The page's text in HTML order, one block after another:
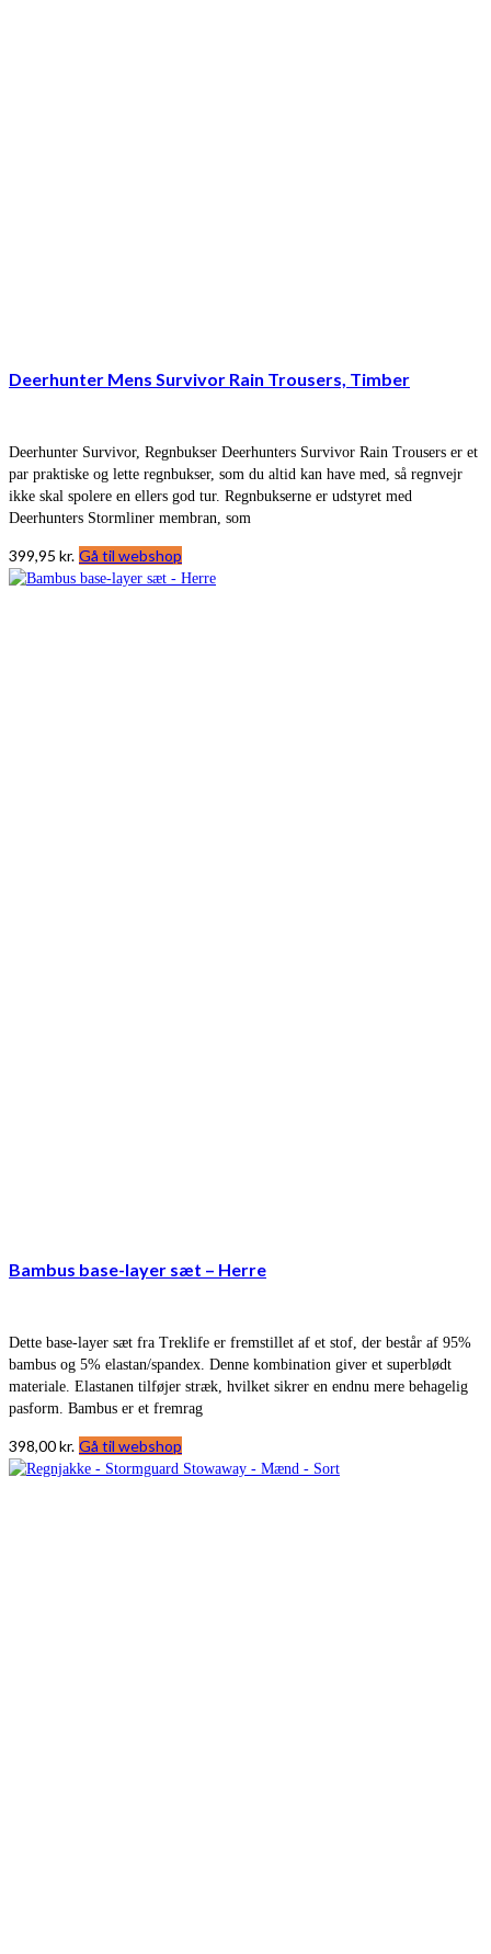
Deerhunter Mens Survivor Rain Trousers, Timber
Deerhunter Survivor, Regnbukser Deerhunters Survivor Rain Trousers er et
par praktiske og lette regnbukser, som du altid kan have med, så regnvejr
ikke skal spolere en ellers god tur. Regnbukserne er udstyret med
Deerhunters Stormliner membran, som
399,95 kr. Gå til webshop
Bambus base-layer sæt – Herre
Dette base-layer sæt fra Treklife er fremstillet af et stof, der består af 95%
bambus og 5% elastan/spandex. Denne kombination giver et superblødt
materiale. Elastanen tilføjer stræk, hvilket sikrer en endnu mere behagelig
pasform. Bambus er et fremrag
398,00kr. Gå til webshop